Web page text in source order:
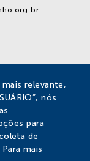
relevante,
nós
para
de
mais
680